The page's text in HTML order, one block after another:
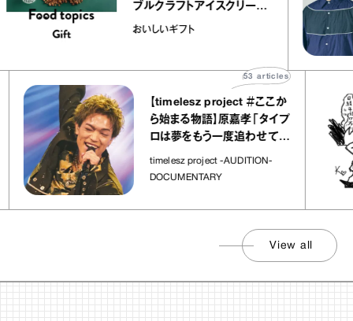
ブルクラフトアイスクリーム
｜真野知子の「おいしいギフ
おいしいギフト
【timelesz project ＃ここか
ら始まる物語】原嘉孝「タイプ
ロは夢をもう一度追わせてく
れた場所」
timelesz project -AUDITION-
DOCUMENTARY
53articles
View all